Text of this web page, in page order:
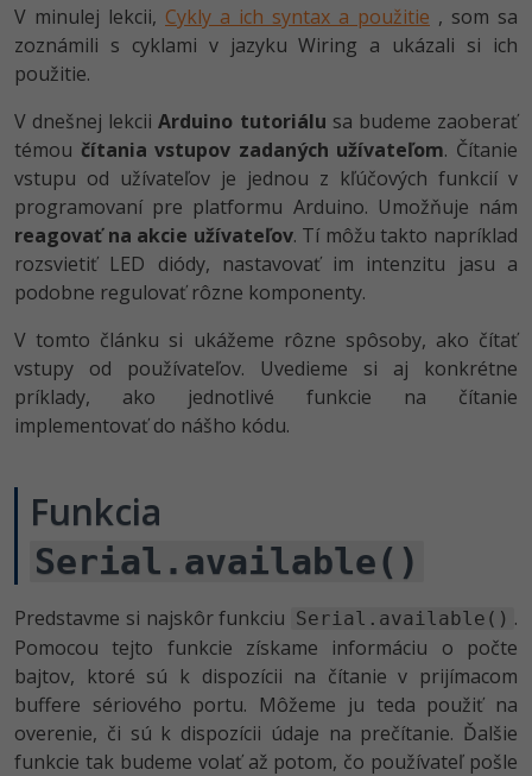
Kotlin -80%
VB.NET
SQL
UML -80%
Umelá inteligencia -10%
Pre deti
Fórum
MS Office -80%
Time management
Fórum
Linux a UNIX
Siete
Kybernetická bezpečnost
Elektronický podpis
Windows
Adobe After Effects
Blender
Inkscape
Fotografovanie -80%
Video
Ostatné
Fórum
V minulej lekcii, Cykly a ich syntax a použitie , som sa
zoznámili s cyklami v jazyku Wiring a ukázali si ich
použitie.
V dnešnej lekciiArduino tutoriálu sa budeme zaoberať
témou čítania vstupov zadaných užívateľom. Čítanie
vstupu od užívateľov je jednou z kľúčových funkcií v
programovaní pre platformu Arduino. Umožňuje nám
reagovať na akcie užívateľov. Tí môžu takto napríklad
rozsvietiť LED diódy, nastavovať im intenzitu jasu a
podobne regulovať rôzne komponenty.
V tomto článku si ukážeme rôzne spôsoby, ako čítať
vstupy od používateľov. Uvedieme si aj konkrétne
príklady, ako jednotlivé funkcie na čítanie
implementovať do nášho kódu.
Funkcia
Serial.available()
Predstavme si najskôr funkciu Serial.available() .
Pomocou tejto funkcie získame informáciu o počte
bajtov, ktoré sú k dispozícii na čítanie v prijímacom
buffere sériového portu. Môžeme ju teda použiť na
overenie, či sú k dispozícii údaje na prečítanie. Ďalšie
funkcie tak budeme volať až potom, čo používateľ pošle